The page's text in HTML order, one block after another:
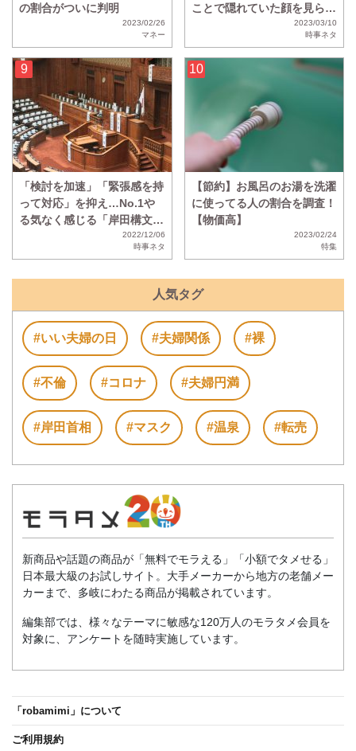
の割合がついに判明
2023/02/26
マネー
ことで隠れていた顔を見られ
ることに抵抗があることが判
2023/03/10
時事ネタ
「検討を加速」「緊張感を持
って対応」を抑え…No.1や
る気なく感じる「岸田構文」
2022/12/06
時事ネタ
【節約】お風呂のお湯を洗濯
に使ってる人の割合を調査！
【物価高】
2023/02/24
特集
人気タグ
#いい夫婦の日 #夫婦関係 #裸
#不倫 #コロナ #夫婦円満
#岸田首相 #マスク #温泉 #転売
新商品や話題の商品が「無料でモラえる」「小額でタメせる」
日本最大級のお試しサイト。大手メーカーから地方の老舗メー
カーまで、多岐にわたる商品が掲載されています。
編集部では、様々なテーマに敏感な120万人のモラタメ会員を
対象に、アンケートを随時実施しています。
「robamimi」について
ご利用規約